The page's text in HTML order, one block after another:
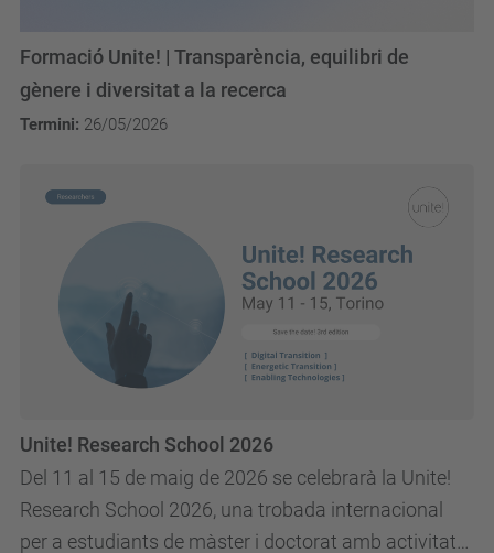
Formació Unite! | Transparència, equilibri de
gènere i diversitat a la recerca
Termini: 26/05/2026
Del 11 al 15 de maig de 2026 se celebrarà la Unite!
Research School 2026, una trobada internacional
per a estudiants de màster i doctorat amb activitats
Unite! Research School 2026